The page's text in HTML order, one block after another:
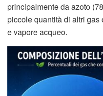
principalmente da azoto
piccole quantità di altri
e vapore acqueo.